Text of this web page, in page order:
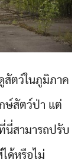
สัตว์ในภูมิภาค
กษ์สัตว์ป่า แต่
นี่สามารถปรับ
ด้หรือไม่